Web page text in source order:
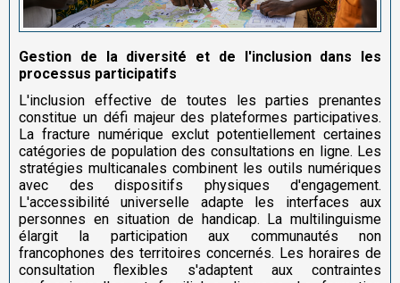
Gestion de la diversité et de l'inclusion dans les
processus participatifs
L'inclusion effective de toutes les parties prenantes
constitue un défi majeur des plateformes participatives.
La fracture numérique exclut potentiellement certaines
catégories de population des consultations en ligne. Les
stratégies multicanales combinent les outils numériques
avec des dispositifs physiques d'engagement.
L'accessibilité universelle adapte les interfaces aux
personnes en situation de handicap. La multilinguisme
élargit la participation aux communautés non
francophones des territoires concernés. Les horaires de
consultation flexibles s'adaptent aux contraintes